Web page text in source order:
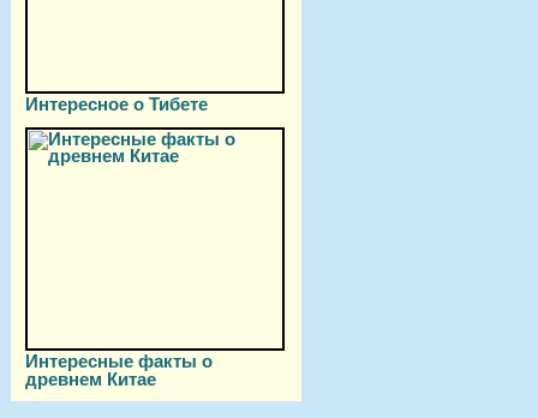
Интересное о Тибете
Интересные факты о
древнем Китае